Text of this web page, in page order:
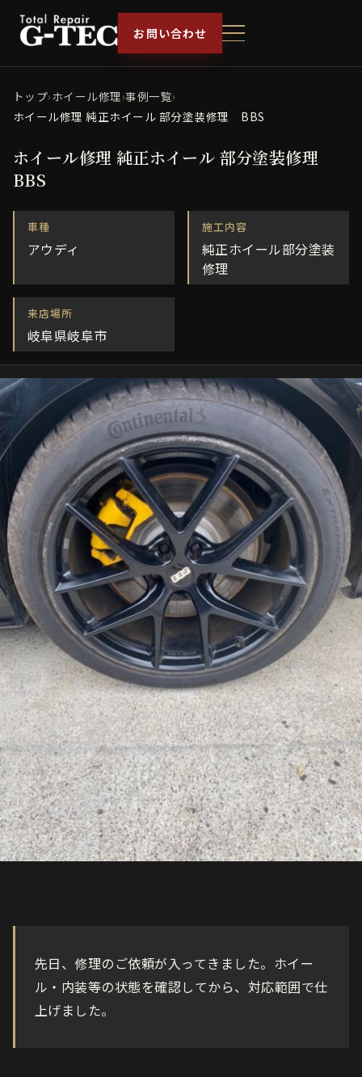
お問い合わせ
トップ›ホイール修理›事例一覧›
ホイール修理 純正ホイール 部分塗装修理 BBS
ホイール修理 純正ホイール 部分塗装修理
BBS
車種
アウディ
施工内容
純正ホイール部分塗装
修理
来店場所
岐阜県岐阜市
先日、修理のご依頼が入ってきました。ホイー
ル・内装等の状態を確認してから、対応範囲で仕
上げました。